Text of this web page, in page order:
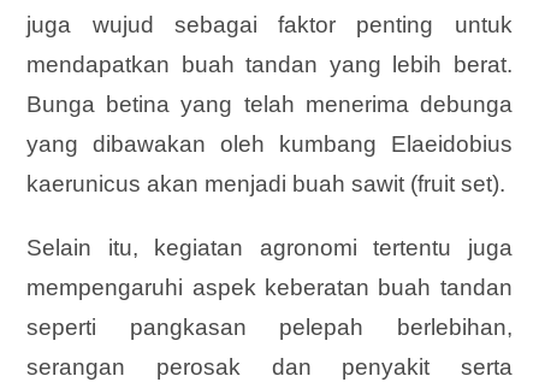
juga wujud sebagai faktor penting untuk
mendapatkan buah tandan yang lebih berat.
Bunga betina yang telah menerima debunga
yang dibawakan oleh kumbang Elaeidobius
kaerunicus akan menjadi buah sawit (fruit set).
Selain itu, kegiatan agronomi tertentu juga
mempengaruhi aspek keberatan buah tandan
seperti pangkasan pelepah berlebihan,
serangan perosak dan penyakit serta